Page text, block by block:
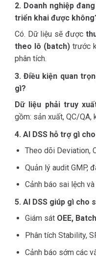
2. Doanh nghiệp
triển khai được
Có. Dữ liệu sẽ được
theo lô (batch) trước
phân tích.
3. Điều kiện quan
gì?
Dữ liệu phải truy
gồm: sản xuất, QC/QA,
4. AI DSS hỗ trợ gì
Theo dõi Deviation,
Quản lý audit GMP,
Cảnh báo sai lệch
5. AI DSS giúp gì cho
Giám sát OEE,
Phân tích Stability,
Cảnh báo sớm các